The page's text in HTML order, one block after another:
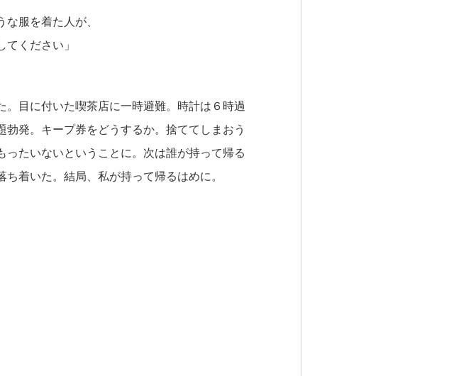
服を着た人が、
ください」
目に付いた喫茶店に一時避難。時計は６時過
発。キープ券をどうするか。捨ててしまおう
たいないということに。次は誰が持って帰る
着いた。結局、私が持って帰るはめに。